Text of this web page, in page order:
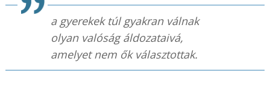
a gyerekek túl gyakran válnak
olyan valóság áldozataivá,
amelyet nem ők választottak.